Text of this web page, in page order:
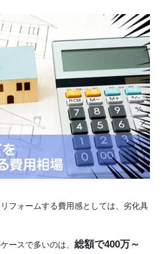
フォームする費用感としては、劣化具
ースで多いのは、 総額で400万～